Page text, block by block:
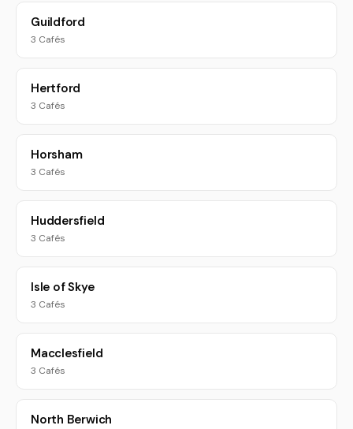
Guildford
3 Cafés
Hertford
3 Cafés
Horsham
3 Cafés
Huddersfield
3 Cafés
Isle of Skye
3 Cafés
Macclesfield
3 Cafés
North Berwich